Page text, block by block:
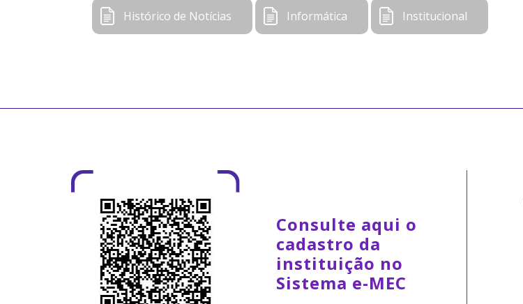
Histórico de Notícias Informática Institucional
Consulte aqui o
cadastro da
instituição no
Sistema e-MEC